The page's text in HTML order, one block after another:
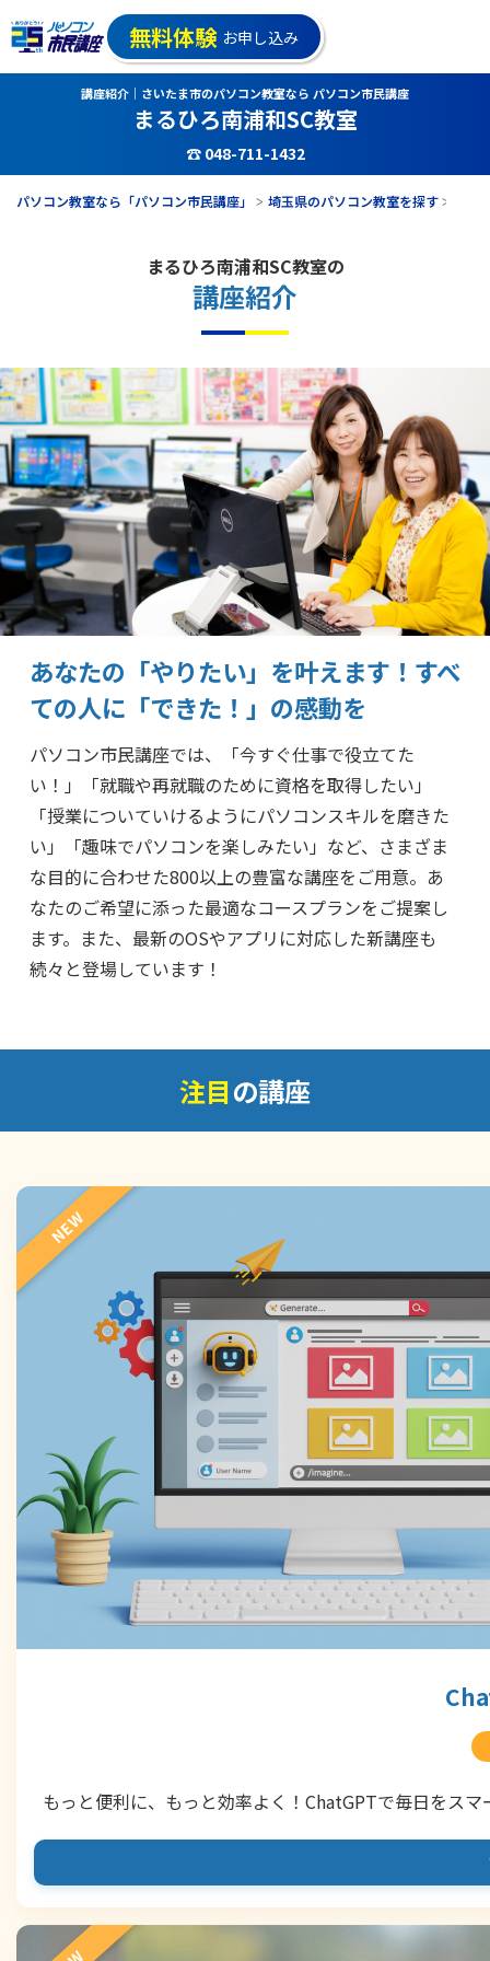
無料体験 お申し込み
講座紹介｜さいたま市のパソコン教室なら パソコン市民講座
まるひろ南浦和SC教室
☎ 048-711-1432
パソコン教室なら「パソコン市民講座」 埼玉県のパソコン教室を探す
まるひろ南浦和SC教室の
講座紹介
あなたの「やりたい」を叶えます！ すべ
ての人に「できた！」の感動を
パソコン市民講座では、「今すぐ仕事で役立てた
い！」「就職や再就職のために資格を取得したい」
「授業についていけるようにパソコンスキルを磨きた
い」「趣味でパソコンを楽しみたい」など、さまざま
な目的に合わせた800以上の豊富な講座をご用意。あ
なたのご希望に添った最適なコースプランをご提案し
ます。また、最新のOSやアプリに対応した新講座も
続々と登場しています！
注目の講座
NEW
もっと便利に、もっと効率よく！ChatGPTで毎日をスマ